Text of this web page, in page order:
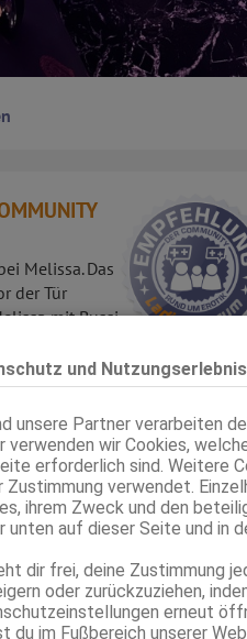
und
unsere Partner verarbeiten
verwenden wir Cookies,
erforderlich sind. Weitere
Zustimmung verwendet.
ihrem Zweck und den
unten auf dieser Seite und in
dir frei, deine Zustimmung
oder zurückzuziehen,
erneut
du im Fußbereich unserer
Melissa. Das
der Tür
mit Bussi
die man ihr erzählt. wir haben
und dann auf das Bett
Gummi aufezogen. Wir
durchgeführt und meinen
heftig die weiße S***e ins ...
IN DER STADT